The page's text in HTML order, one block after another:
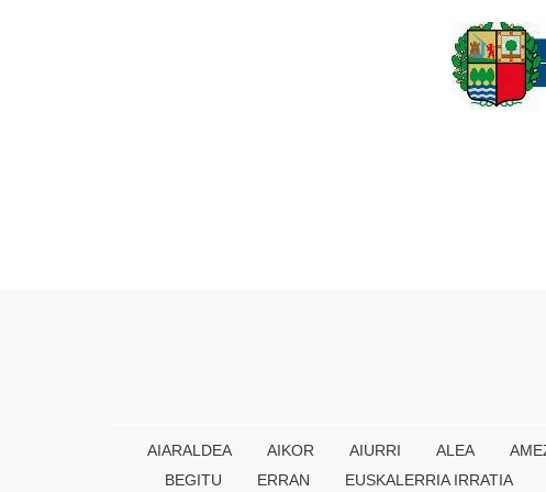
AIARALDEA AIKOR AIURRI ALEA
BEGITU
ERRAN EUSKALERRIA IRRATIA